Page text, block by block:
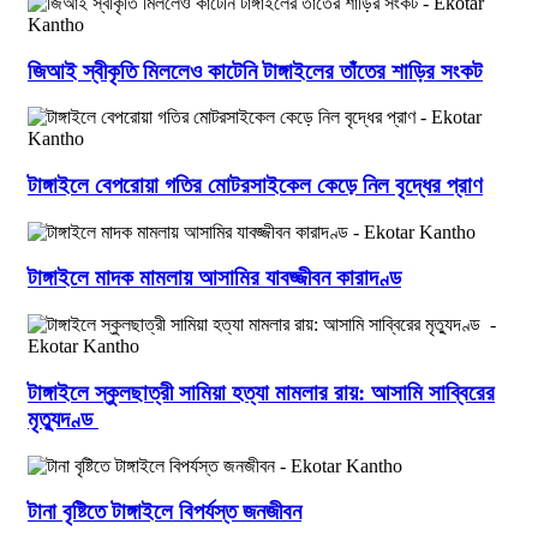
জিআই স্বীকৃতি মিললেও কাটেনি টাঙ্গাইলের তাঁতের শাড়ির সংকট
টাঙ্গাইলে বেপরোয়া গতির মোটরসাইকেল কেড়ে নিল বৃদ্ধের প্রাণ
টাঙ্গাইলে মাদক মামলায় আসামির যাবজ্জীবন কারাদণ্ড
টাঙ্গাইলে স্কুলছাত্রী সামিয়া হত্যা মামলার রায়: আসামি সাব্বিরের
মৃত্যুদণ্ড
টানা বৃষ্টিতে টাঙ্গাইলে বিপর্যস্ত জনজীবন